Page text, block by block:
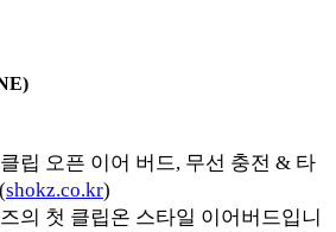
립 오픈 이어 버드, 무선 충전 & 타
shokz.co.kr)
의 첫 클립온 스타일 이어버드입니